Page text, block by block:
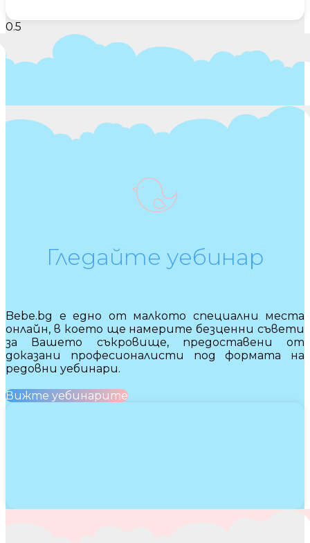
Гледайте уебинар
Bebe.bg е едно от малкото специални места
онлайн, в което ще намерите безценни съвети
за Вашето съкровище, предоставени от
доказани професионалисти под формата на
редовни уебинари.
Вижте уебинарите